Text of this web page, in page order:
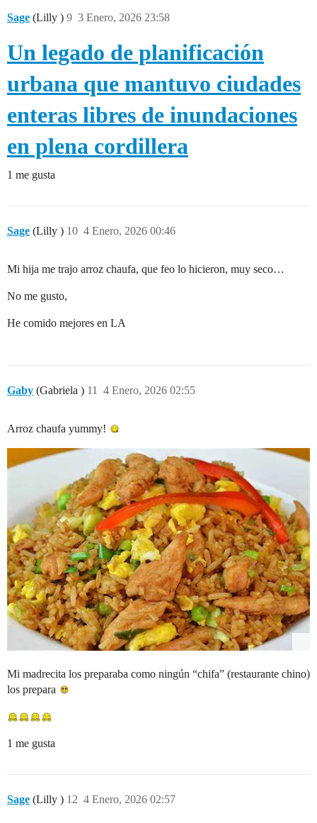
Sage (Lilly ) 3 Enero, 2026 23:58
9
Un legado de planificación
urbana que mantuvo ciudades
enteras libres de inundaciones
en plena cordillera
1 me gusta
Sage (Lilly ) 4 Enero, 2026 00:46
10
Mi hija me trajo arroz chaufa, que feo lo hicieron, muy seco…
No me gusto,
He comido mejores en LA
Gaby (Gabriela ) 4 Enero, 2026 02:55
11
Arroz chaufa yummy!
Mi madrecita los preparaba como ningún “chifa” (restaurante chino)
los prepara
1 me gusta
Sage (Lilly ) 4 Enero, 2026 02:57
12